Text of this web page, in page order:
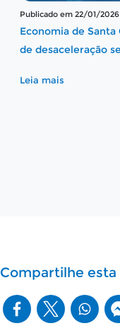
Publicado em 21/02/2025
Santa Catarina
da atividade
dezembro de 2024
Compartilhe esta